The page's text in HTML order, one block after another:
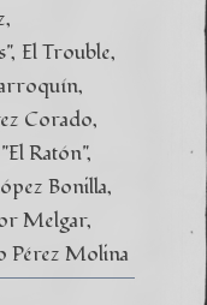
El Trouble
Corado
Ratón"
Bonilla
Melgar
Pérez Molina